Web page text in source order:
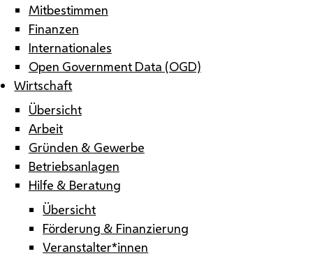
Mitbestimmen
Finanzen
Internationales
Open Government Data (OGD)
Wirtschaft
Übersicht
Arbeit
Gründen & Gewerbe
Betriebsanlagen
Hilfe & Beratung
Übersicht
Förderung & Finanzierung
Veranstalter*innen